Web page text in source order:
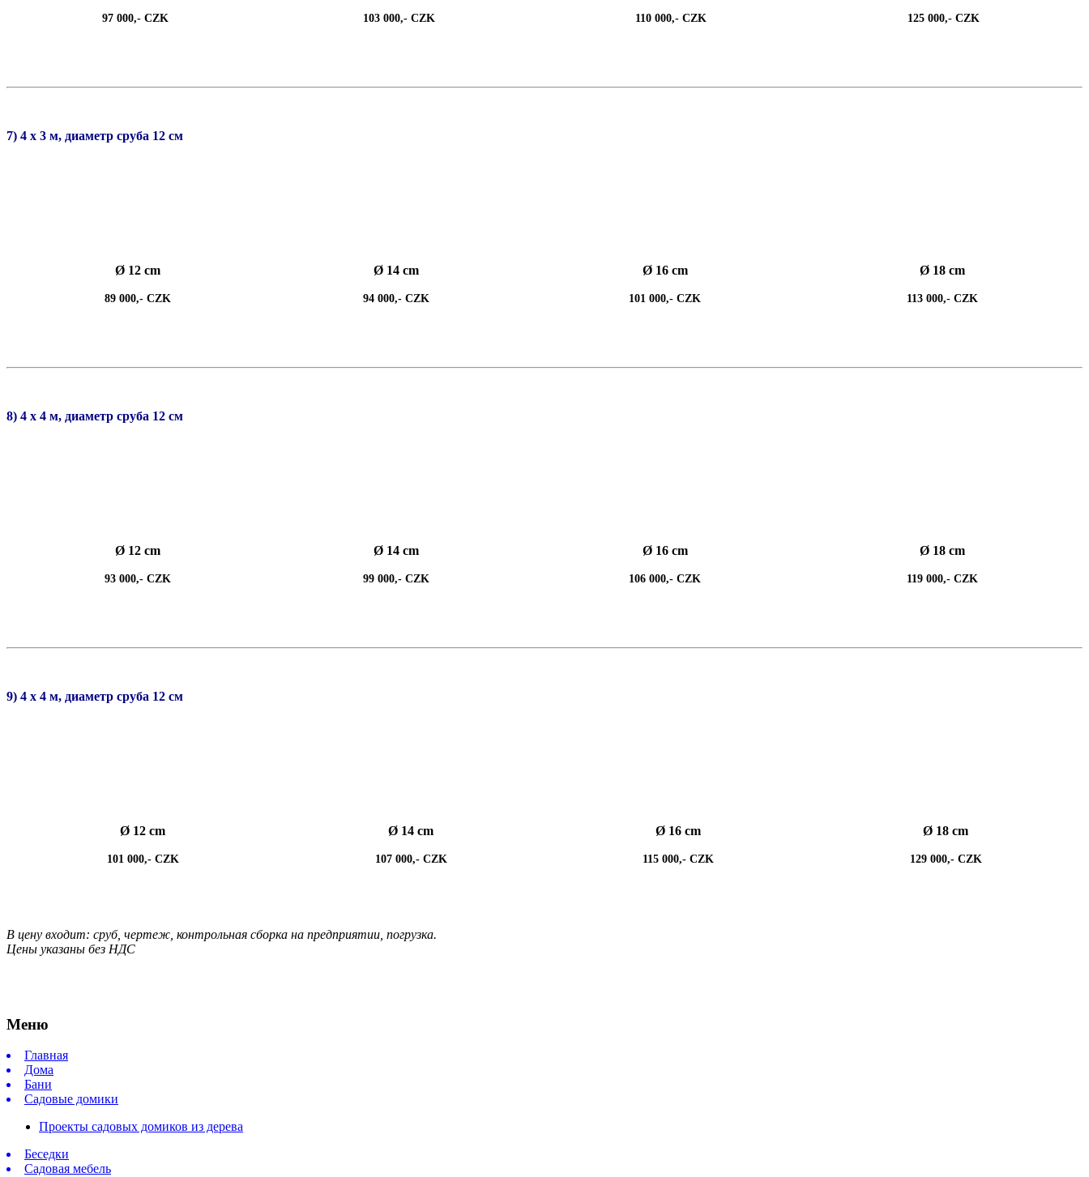
97 000,- CZK 103 000,- CZK 110 000,- CZK 125 000,- CZK
7) 4 х 3 м, диаметр сруба 12 см
Ø 12 cm
89 000,- CZK
Ø 14 cm
94 000,- CZK
Ø 16 cm
101 000,- CZK
Ø 18 cm
113 000,- CZK
8) 4 х 4 м, диаметр сруба 12 см
Ø 12 cm
93 000,- CZK
Ø 14 cm
99 000,- CZK
Ø 16 cm
106 000,- CZK
Ø 18 cm
119 000,- CZK
9) 4 х 4 м, диаметр сруба 12 см
Ø 12 cm
101 000,- CZK
Ø 14 cm
107 000,- CZK
Ø 16 cm
115 000,- CZK
Ø 18 cm
129 000,- CZK
В цену входит: сруб, чертеж, контрольная сборка на предприятии, погрузка.
Цены указаны без НДС
Меню
Главная
Дома
Бани
Садовые домики
Проекты садовых домиков из дерева
Беседки
Садовая мебель